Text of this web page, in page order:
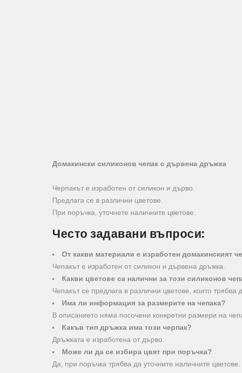
Домакински силиконов чепак с дървена дръжка
Черпакът е изработен от силикон и дърво.
Предлага се в различни цветове.
При поръчка, уточнете наличните цветове.
Често задавани въпроси:
От какви материали е изработен домакинският
Чепакът е изработен от силикон и дървена дръжка.
Какви цветове са налични за този силиконов
Чепакът се предлага в различни цветове, които трябва
Има ли информация за размерите на чепака?
В описанието няма посочени конкретни размери на
Какъв тип дръжка има този черпак?
Дръжката е изработена от дърво.
Може ли да се избира цвят при поръчка?
Да, при поръчка трябва да уточните наличните цветове.